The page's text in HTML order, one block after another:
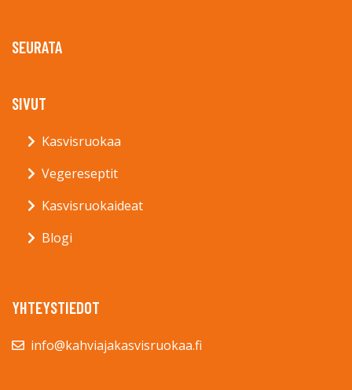
SEURATA
SIVUT
Kasvisruokaa
Vegereseptit
Kasvisruokaideat
Blogi
YHTEYSTIEDOT
info@kahviajakasvisruokaa.fi